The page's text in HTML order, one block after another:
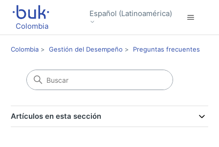
Colombia
Español (Latinoamérica)
Colombia Gestión del Desempeño Preguntas frecuentes
Artículos en esta sección